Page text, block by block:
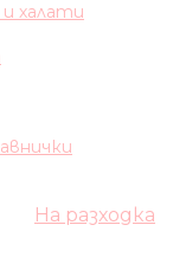
халати
На разходка